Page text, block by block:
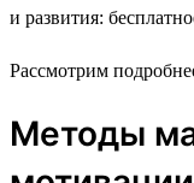
и развития:
Рассмотрим
Методы